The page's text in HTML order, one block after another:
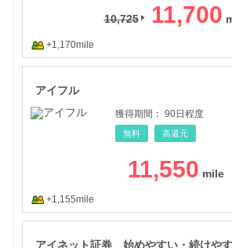
10,725 11,700
+1,170mile
アイフル
獲得期間： 90日程度
無料 高還元
11,550
+1,155mile